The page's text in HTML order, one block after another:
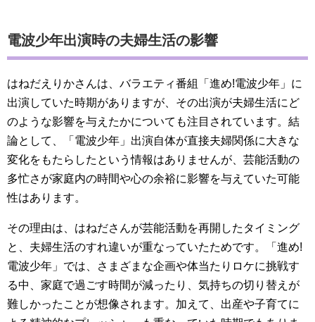
電波少年出演時の夫婦生活の影響
はねだえりかさんは、バラエティ番組「進め!電波少年」に
出演していた時期がありますが、その出演が夫婦生活にど
のような影響を与えたかについても注目されています。結
論として、「電波少年」出演自体が直接夫婦関係に大きな
変化をもたらしたという情報はありませんが、芸能活動の
多忙さが家庭内の時間や心の余裕に影響を与えていた可能
性はあります。
その理由は、はねださんが芸能活動を再開したタイミング
と、夫婦生活のすれ違いが重なっていたためです。「進め!
電波少年」では、さまざまな企画や体当たりロケに挑戦す
る中、家庭で過ごす時間が減ったり、気持ちの切り替えが
難しかったことが想像されます。加えて、出産や子育てに